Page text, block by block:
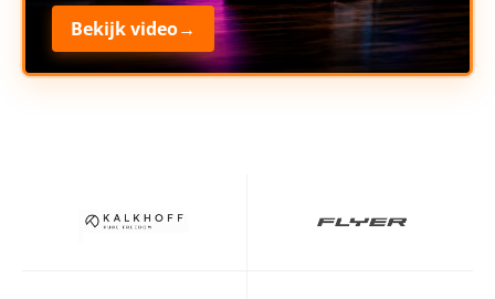
Bekijk video→